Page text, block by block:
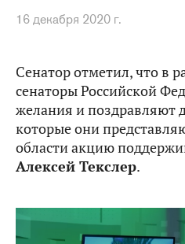
16 декабря 2020 г.
Сенатор отметил, что в
сенаторы Российской
желания и поздравляют
которые они
области акцию
Алексей Текслер.